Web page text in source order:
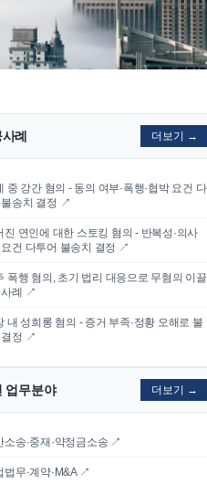
뉴스레터/브로슈어
례 더보기 →
중 강간 혐의 - 동의 여부·폭행·협박 요건 다
송치 결정 ↗
진 연인에 대한 스토킹 혐의 - 반복성·의사
건 다투어 불송치 결정 ↗
폭행 혐의, 초기 법리 대응으로 무혐의 이끌
례
↗
내 성희롱 혐의 - 증거 부족·정황 오해로 불
정 ↗
업무분야 더보기 →
소송·중재·약정금소송 ↗
법무·계약·M&A ↗